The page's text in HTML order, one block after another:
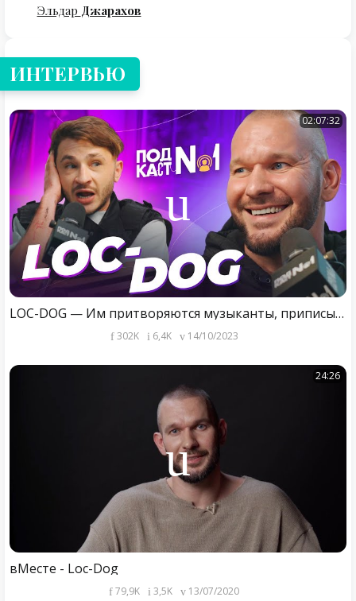
Эльдар Джарахов
ИНТЕРВЬЮ
02:07:32
LOC-DOG — Им притворяются музыканты, приписывают чужие хиты, и почему Фараон - классика (Подкаст №1)
302K 6,4K 14/10/2023
24:26
вМесте - Loc-Dog
79,9K 3,5K 13/07/2020